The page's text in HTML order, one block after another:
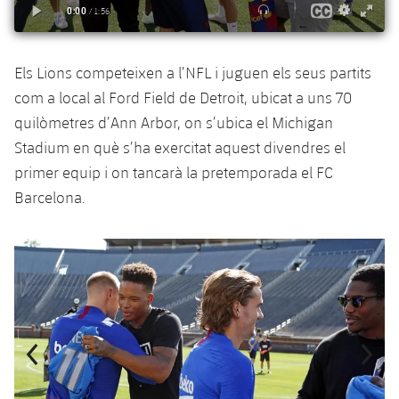
Serveis Mèdics
Acreditacions
SUB8 B
Fotos
Palmarès
Fotos
Infantil A
Infantil B
Entrades
Resultats
Classificació
Jugadors
Palmarès
Història
Calendari
Resultats
Jugadors
Classificació
plusicon
més
Actualitat
Juvenil
Cadet
Infantil
Campus Verano
PLUSICON
MÉS
Primer equip
plusicon
més
Actualitat
Entrades
Resultats
Classificació
plusicon
més
Actualitat
Calendari
Resultats
Jugadors
plusicon
més
Actualitat
Barça C
Junior
Campus Estiu
PLUSICON
MÉS
Informació general
plusicon
més
Els Lions competeixen a l’NFL i juguen els seus partits
com a local al Ford Field de Detroit, ubicat a uns 70
quilòmetres d’Ann Arbor, on s’ubica el Michigan
Stadium en què s’ha exercitat aquest divendres el
primer equip i on tancarà la pretemporada el FC
Barcelona.
Anterior
label.aria.chevronleft Següent